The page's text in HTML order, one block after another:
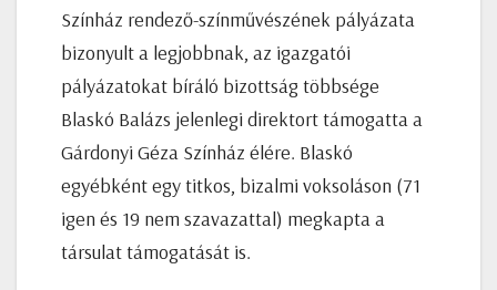
Színház rendező-színművészének pályázata
bizonyult a legjobbnak, az igazgatói
pályázatokat bíráló bizottság többsége
Blaskó Balázs jelenlegi direktort támogatta a
Gárdonyi Géza Színház élére. Blaskó
egyébként egy titkos, bizalmi voksoláson (71
igen és 19 nem szavazattal) megkapta a
társulat támogatását is.